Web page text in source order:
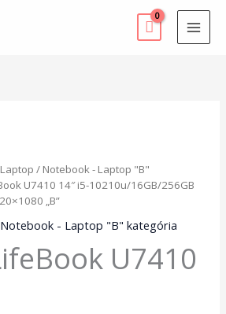
/ Notebook - Laptop "B"
U7410 14″ i5-10210u/16GB/256GB
„B”
Notebook - Laptop "B" kategória
U7410